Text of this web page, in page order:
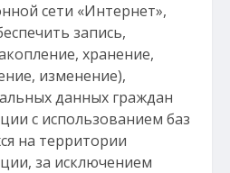
сети «Интернет»,
запись,
хранение,
изменение),
данных граждан
с использованием баз
на территории
за исключением